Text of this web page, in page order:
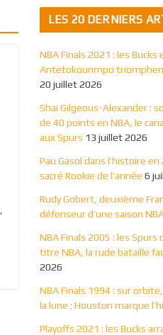
LES 20 DERNIERS
NBA Finals 2021 : les Bucks
Antetokounmpo
20 juillet 2026
Shai Gilgeous-Alexander :
de 40 points en NBA, le
aux Spurs 13 juillet 2026
Pau Gasol dans l’histoire
sacré Rookie de l’année 6
Rudy Gobert, deuxième
défenseur d’une saison
NBA Finals 2005 : les
titre NBA, la rude bataille
2026
NBA Finals 1994 : sur
la lune ; Houston marque
Playoffs 2021 : les Bucks